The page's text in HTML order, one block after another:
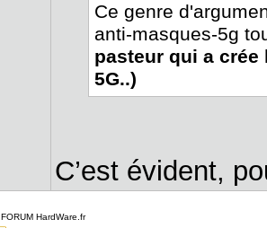
Ce genre
anti-masques-5g
pasteur qui a
5G..)
C’est évident,
FORUM HardWare.fr